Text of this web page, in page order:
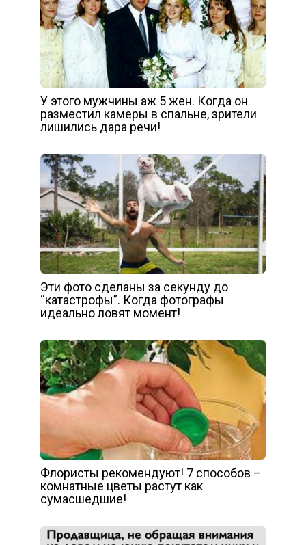
У этого мужчины аж 5 жен. Когда он
разместил камеры в спальне, зрители
лишились дара речи!
Эти фото сделаны за секунду до
“катастрофы”. Когда фотографы
идеально ловят момент!
Флористы рекомендуют! 7 способов –
комнатные цветы растут как
сумасшедшие!